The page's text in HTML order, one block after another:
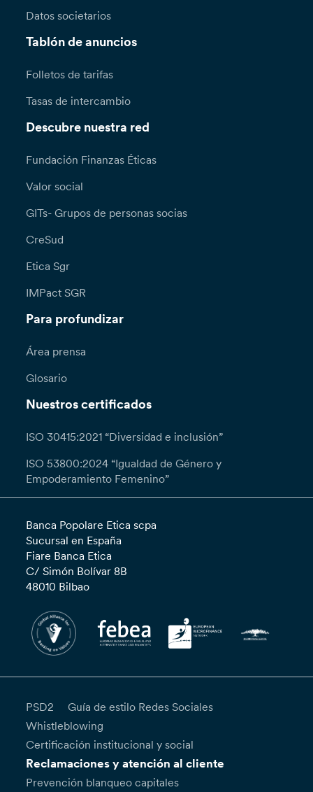
Datos societarios
Tablón de anuncios
Folletos de tarifas
Tasas de intercambio
Descubre nuestra red
Fundación Finanzas Éticas
Valor social
GITs- Grupos de personas socias
CreSud
Etica Sgr
IMPact SGR
Para profundizar
Área prensa
Glosario
Nuestros certificados
ISO 30415:2021 “Diversidad e inclusión”
ISO 53800:2024 “Igualdad de Género y
Empoderamiento Femenino”
Banca Popolare Etica scpa
Sucursal en España
Fiare Banca Etica
C/ Simón Bolívar 8B
48010 Bilbao
PSD2
Guía de estilo Redes Sociales
Whistleblowing
Certificación institucional y social
Reclamaciones y atención al cliente
Prevención blanqueo capitales